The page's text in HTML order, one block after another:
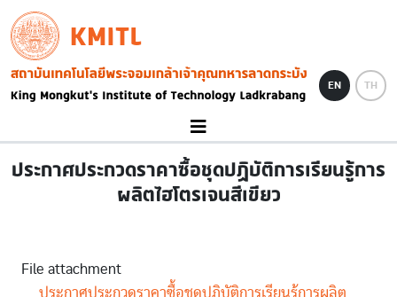
Skip to main content
KMITL
Image
EN TH
ประกาศประกวดราคาซื้อชุดปฏิบัติการเรียนรู้การ
ผลิตไฮโตรเจนสีเขียว
File attachment
Document
ประกาศประกวดราคาซื้อชุดปฏิบัติการเรียนรู้การผลิต